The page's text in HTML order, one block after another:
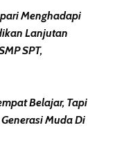
Menghadapi
Lanjutan
SPT,
Belajar, Tapi
Muda Di